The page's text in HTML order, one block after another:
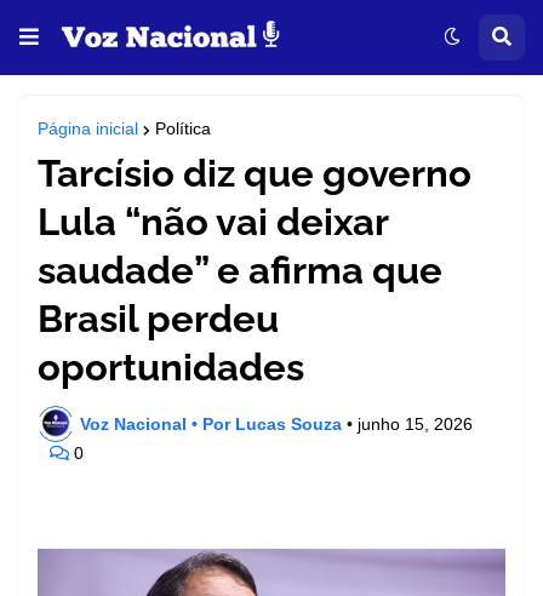
Página inicial Política
Tarcísio diz que governo
Lula “não vai deixar
saudade” e afirma que
Brasil perdeu
oportunidades
Voz Nacional • Por Lucas Souza • junho 15, 2026
0